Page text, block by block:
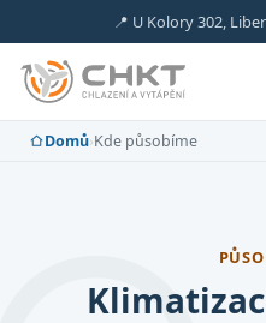
📍 U Kolory 302,
Domů›Kde působíme